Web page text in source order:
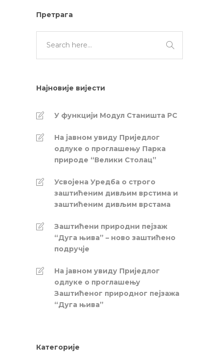
Претрага
Најновије вијести
У функцији Модул Станишта РС
На јавном увиду Приједлог
oдлуке о проглашењу Парка
природе “Велики Столац”
Усвојена Уредба о строго
заштићеним дивљим врстима и
заштићеним дивљим врстама
Заштићени природни пејзаж
“Дуга њива” – ново заштићено
подручје
На јавном увиду Приједлог
oдлуке о проглашењу
Заштићеног природног пејзажа
“Дуга њива”
Категорије